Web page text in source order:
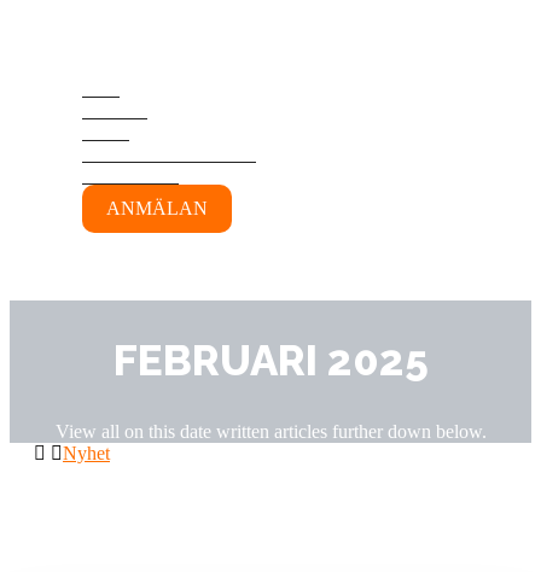
ANMÄLAN
FEBRUARI 2025
View all on this date written articles further down below.
Nyhet